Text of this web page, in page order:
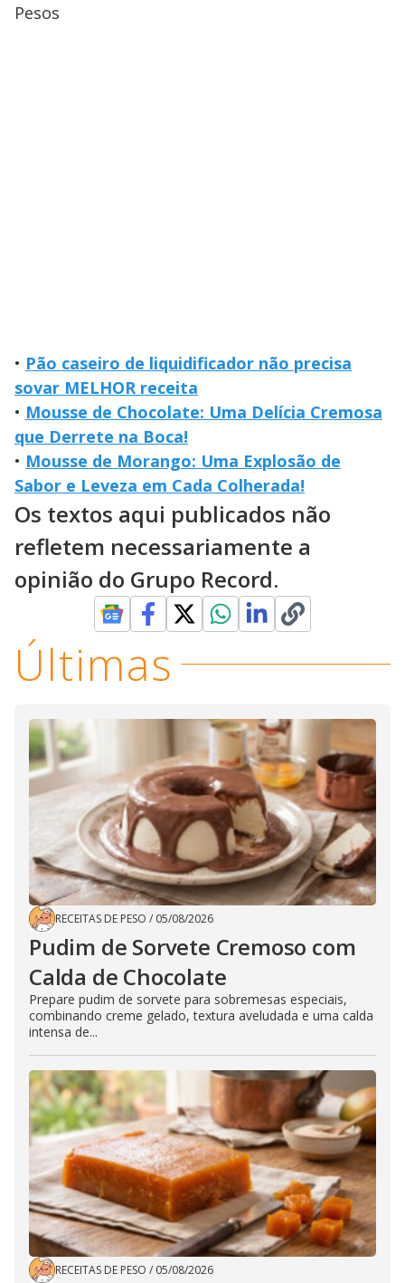
Pesos
• Pão caseiro de liquidificador não precisa
sovar MELHOR receita
• Mousse de Chocolate: Uma Delícia Cremosa
que Derrete na Boca!
• Mousse de Morango: Uma Explosão de
Sabor e Leveza em Cada Colherada!
Os textos aqui publicados não
refletem necessariamente a
opinião do Grupo Record.
Últimas
RECEITAS DE PESO / 05/08/2026
Pudim de Sorvete Cremoso com
Calda de Chocolate
Prepare pudim de sorvete para sobremesas especiais,
combinando creme gelado, textura aveludada e uma calda
intensa de...
RECEITAS DE PESO / 05/08/2026